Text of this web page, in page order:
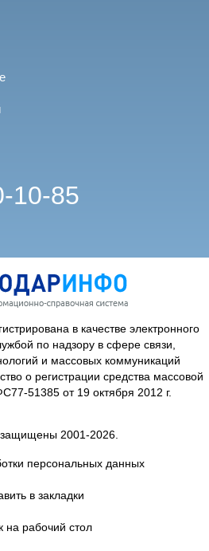
10-85
в качестве электронного
по надзору в сфере связи,
и массовых коммуникаций
о регистрации средства массовой
51385 от 19 октября 2012 г.
2001-2026.
персональных данных
в закладки
на рабочий стол